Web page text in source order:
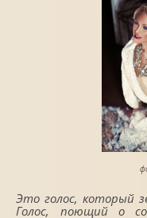
Это голос, который
Голос, поющий о